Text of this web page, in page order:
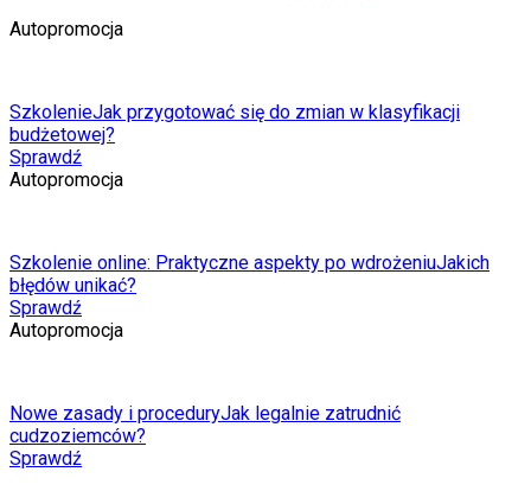
Autopromocja
SzkolenieJak przygotować się do zmian w klasyfikacji
budżetowej?
Sprawdź
Autopromocja
Szkolenie online: Praktyczne aspekty po wdrożeniuJakich
błędów unikać?
Sprawdź
Autopromocja
Nowe zasady i proceduryJak legalnie zatrudnić
cudzoziemców?
Sprawdź